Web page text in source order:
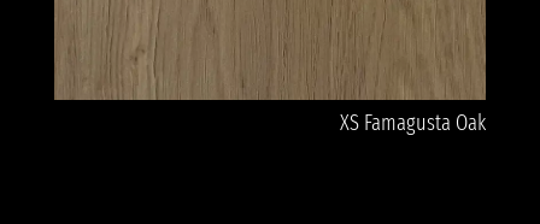
XS Famagusta Oak